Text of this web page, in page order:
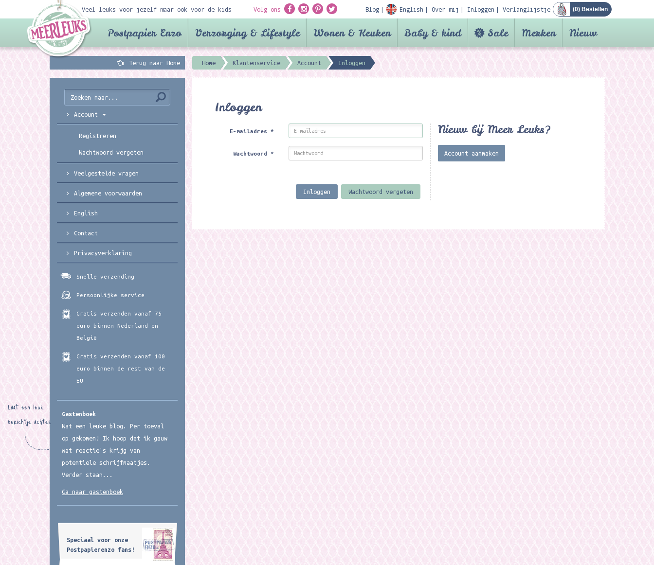
Veel leuks voor jezelf maar ook voor de kids Volg ons Blog English Over mij Inloggen Verlanglijstje (0) Bestellen
Postpapier Enzo Verzorging & Lifestyle Wonen & Keuken Baby & kind Sale Merken Nieuw
Terug naar Home Home Klantenservice Account Inloggen
Inloggen
E-mailadres*
Wachtwoord*
Inloggen Wachtwoord vergeten
Nieuw bij Meer Leuks?
Account aanmaken
Account
Registreren
Wachtwoord vergeten
Veelgestelde vragen
Algemene voorwaarden
English
Contact
Privacyverklaring
Snelle verzending
Persoonlijke service
Gratis verzenden vanaf 75
euro binnen Nederland en
België
Gratis verzenden vanaf 100
euro binnen de rest van de
EU
Gastenboek
Wat een leuke blog. Per toeval
op gekomen! Ik hoop dat ik gauw
wat reactie's krijg van
potentiele schrijfmaatjes.
Verder staan...
Laat een leuk
berichtje achter
Ga naar gastenboek
Speciaal voor onze
Postpapierenzo fans!